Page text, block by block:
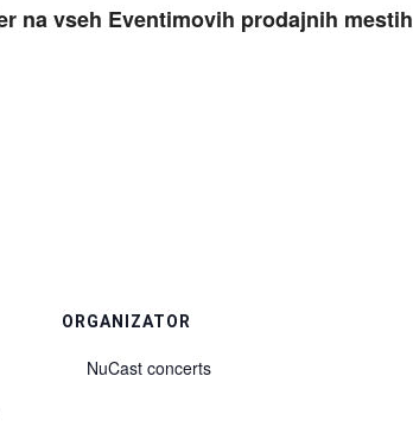
na vseh Eventimovih prodajnih mestih
ORGANIZATOR
NuCast concerts